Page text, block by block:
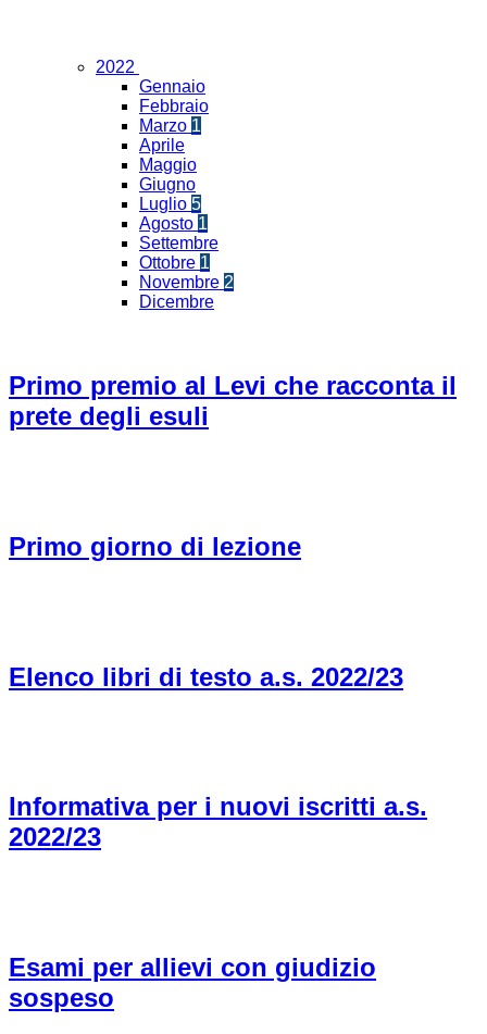
2022
Gennaio
Febbraio
Marzo 1
Aprile
Maggio
Giugno
Luglio 5
Agosto 1
Settembre
Ottobre 1
Novembre 2
Dicembre
Primo premio al Levi che racconta il
prete degli esuli
Primo giorno di lezione
Elenco libri di testo a.s. 2022/23
Informativa per i nuovi iscritti a.s.
2022/23
Esami per allievi con giudizio
sospeso